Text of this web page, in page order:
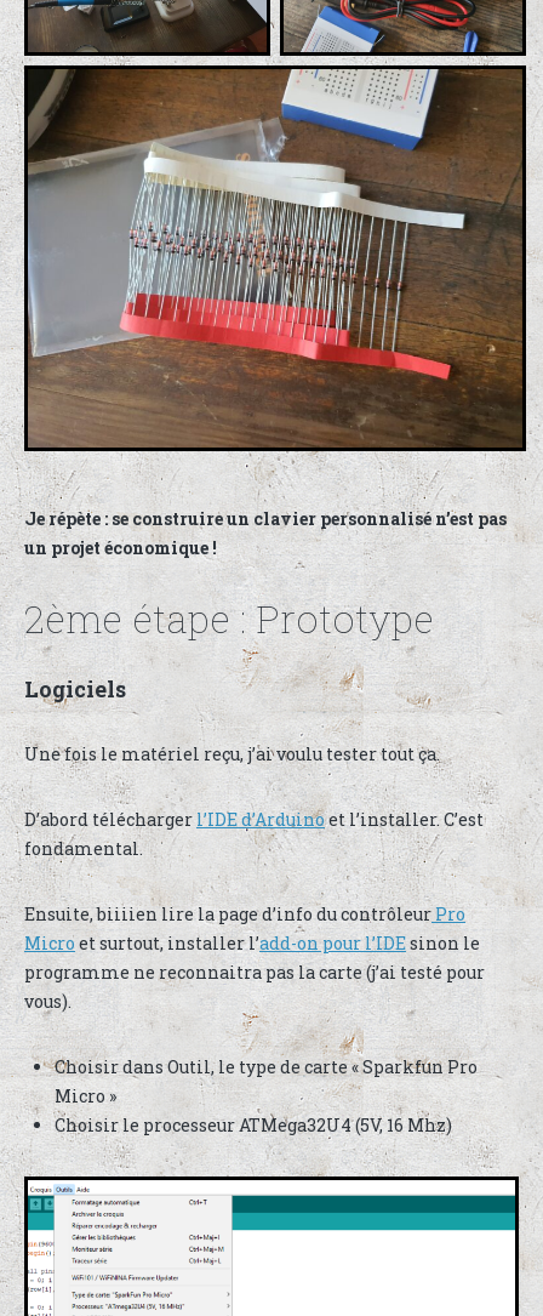
Je répète : se construire un clavier personnalisé n’est pas
un projet économique !
2ème étape : Prototype
Logiciels
Une fois le matériel reçu, j’ai voulu tester tout ça.
D’abord télécharger l’IDE d’Arduinoet l’installer. C’est
fondamental.
Ensuite, biiiien lire la page d’info du contrôleur Pro
Micro et surtout, installer l’add-on pour l’IDEsinon le
programme ne reconnaitra pas la carte (j’ai testé pour
vous).
Choisir dans Outil, le type de carte « Sparkfun Pro
Micro »
Choisir le processeur ATMega32U4 (5V, 16 Mhz)